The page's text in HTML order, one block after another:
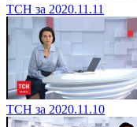
ТСН за 2020.11.11
ТСН за 2020.11.10